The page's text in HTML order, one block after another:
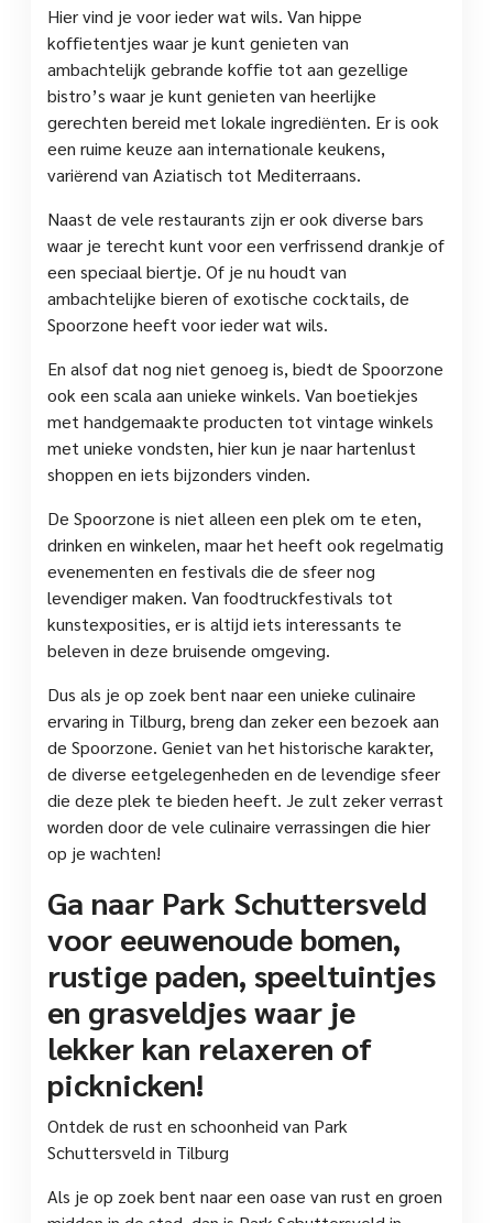
Hier vind je voor ieder wat wils. Van hippe
koffietentjes waar je kunt genieten van
ambachtelijk gebrande koffie tot aan gezellige
bistro’s waar je kunt genieten van heerlijke
gerechten bereid met lokale ingrediënten. Er is ook
een ruime keuze aan internationale keukens,
variërend van Aziatisch tot Mediterraans.
Naast de vele restaurants zijn er ook diverse bars
waar je terecht kunt voor een verfrissend drankje of
een speciaal biertje. Of je nu houdt van
ambachtelijke bieren of exotische cocktails, de
Spoorzone heeft voor ieder wat wils.
En alsof dat nog niet genoeg is, biedt de Spoorzone
ook een scala aan unieke winkels. Van boetiekjes
met handgemaakte producten tot vintage winkels
met unieke vondsten, hier kun je naar hartenlust
shoppen en iets bijzonders vinden.
De Spoorzone is niet alleen een plek om te eten,
drinken en winkelen, maar het heeft ook regelmatig
evenementen en festivals die de sfeer nog
levendiger maken. Van foodtruckfestivals tot
kunstexposities, er is altijd iets interessants te
beleven in deze bruisende omgeving.
Dus als je op zoek bent naar een unieke culinaire
ervaring in Tilburg, breng dan zeker een bezoek aan
de Spoorzone. Geniet van het historische karakter,
de diverse eetgelegenheden en de levendige sfeer
die deze plek te bieden heeft. Je zult zeker verrast
worden door de vele culinaire verrassingen die hier
op je wachten!
Ga naar Park Schuttersveld
voor eeuwenoude bomen,
rustige paden, speeltuintjes
en grasveldjes waar je
lekker kan relaxeren of
picknicken!
Ontdek de rust en schoonheid van Park
Schuttersveld in Tilburg
Als je op zoek bent naar een oase van rust en groen